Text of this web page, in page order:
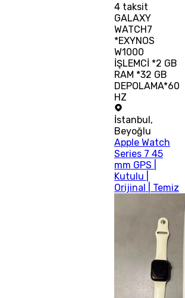
4 taksit
GALAXY
WATCH7
*EXYNOS
W1000
İŞLEMCİ *2 GB
RAM *32 GB
DEPOLAMA*60
HZ
İstanbul,
Beyoğlu
Apple Watch
Series 7 45
mm GPS |
Kutulu |
Orijinal | Temiz